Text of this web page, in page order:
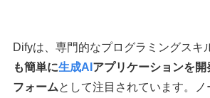
Difyは、専門的なプログラミングスキ
も簡単に生成AI アプリケーションを開
フォームとして注目されています。ノ